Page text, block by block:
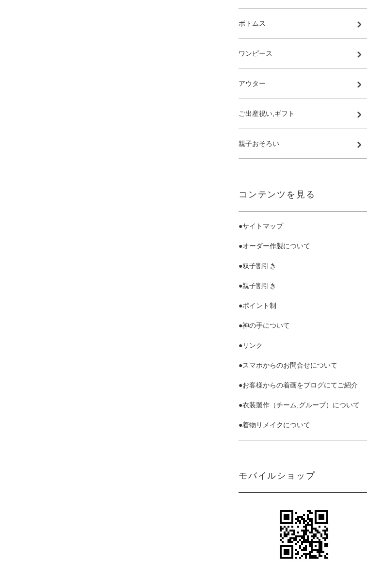
ボトムス
ワンピース
アウター
ご出産祝い,ギフト
親子おそろい
コンテンツを見る
●サイトマップ
●オーダー作製について
●双子割引き
●親子割引き
●ポイント制
●神の手について
●リンク
●スマホからのお問合せについて
●お客様からの着画をブログにてご紹介
●衣装製作（チーム,グループ）について
●着物リメイクについて
モバイルショップ